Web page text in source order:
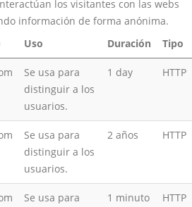
los visitantes con las webs
información de forma anónima.
Uso Duración Tipo
Se usa para
distinguir a los
usuarios.
1 day HTTP
Se usa para
distinguir a los
usuarios.
2 años HTTP
Se usa para
1 minuto HTTP